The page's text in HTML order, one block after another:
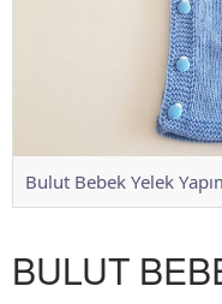
Bulut Bebek Yelek
BULUT